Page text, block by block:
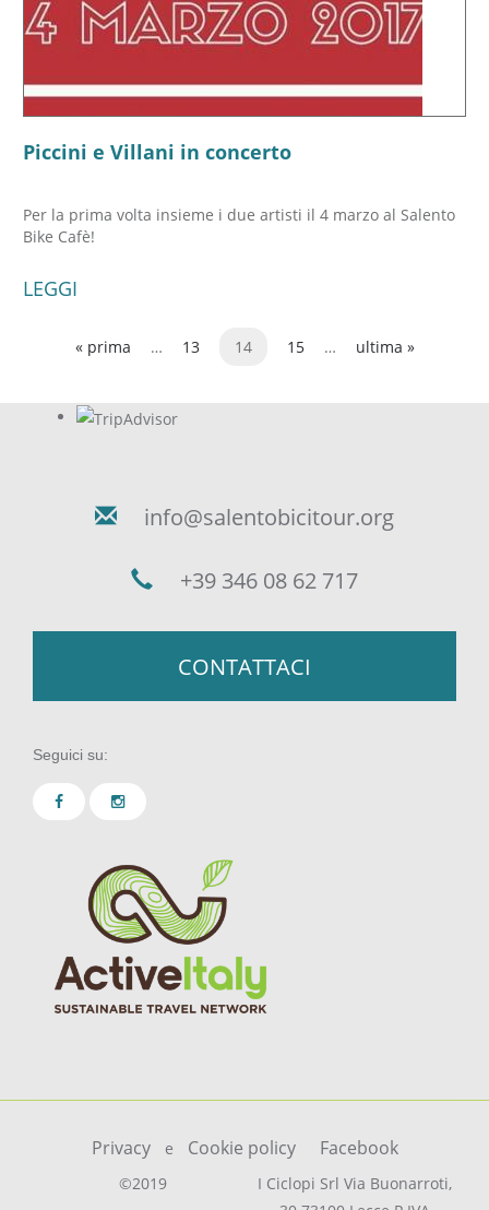
Piccini e Villani in concerto
Per la prima volta insieme i due artisti il 4 marzo al Salento
Bike Cafè!
LEGGI
« prima … 13 14 15 … ultima »
info@salentobicitour.org
+39 346 08 62 717
CONTATTACI
Seguici su:
Privacy e Cookie policy Facebook
I Ciclopi Srl Via Buonarroti,
©2019